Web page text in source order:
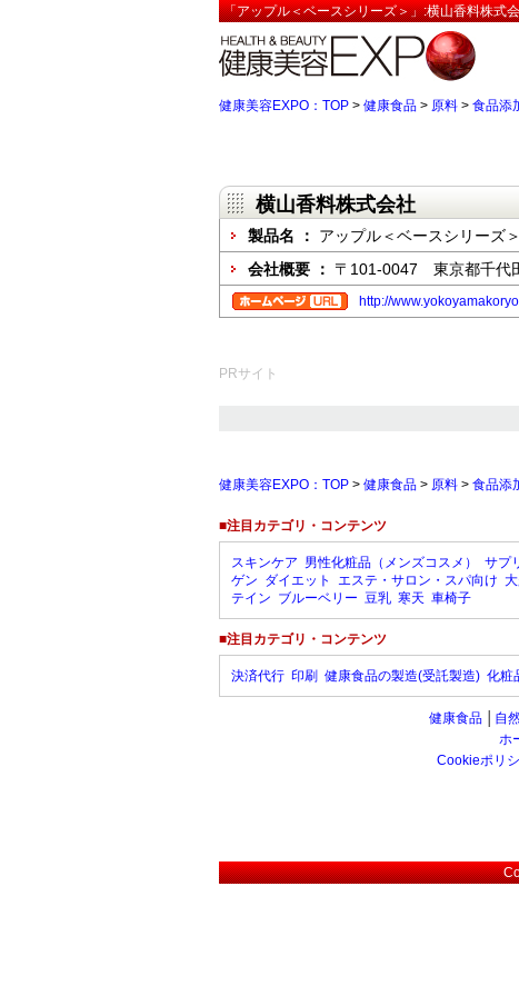
「アップル＜ベースシリーズ＞」:横山香料株式
健康美容EXPO：TOP > 健康食品 > 原料 > 食品添
横山香料株式会社
製品名 ： アップル＜ベースシリーズ＞
会社概要 ： 〒101-0047 東京都千代
http://
PRサイト
健康美容EXPO：TOP > 健康食品 > 原料 > 食品添
■注目カテゴリ・コンテンツ
スキンケア 男性化粧品（メンズコスメ） サプ
ゲン ダイエット エステ・サロン・スパ向け
テイン ブルーベリー 豆乳 寒天 車椅子
■注目カテゴリ・コンテンツ
決済代行 印刷 健康食品の製造(受託製造) 化粧
健康食品 自
ホ
Cookieポリ